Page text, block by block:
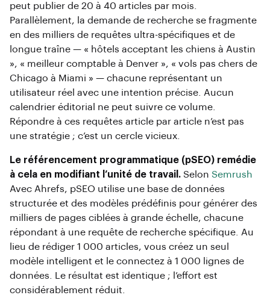
peut publier de 20 à 40 articles par mois.
Parallèlement, la demande de recherche se fragmente
en des milliers de requêtes ultra-spécifiques et de
longue traîne — « hôtels acceptant les chiens à Austin
», « meilleur comptable à Denver », « vols pas chers de
Chicago à Miami » — chacune représentant un
utilisateur réel avec une intention précise. Aucun
calendrier éditorial ne peut suivre ce volume.
Répondre à ces requêtes article par article n’est pas
une stratégie ; c’est un cercle vicieux.
Le référencement programmatique (pSEO) remédie
à cela en modifiant l’unité de travail. Selon Semrush
Avec Ahrefs, pSEO utilise une base de données
structurée et des modèles prédéfinis pour générer des
milliers de pages ciblées à grande échelle, chacune
répondant à une requête de recherche spécifique. Au
lieu de rédiger 1 000 articles, vous créez un seul
modèle intelligent et le connectez à 1 000 lignes de
données. Le résultat est identique ; l’effort est
considérablement réduit.